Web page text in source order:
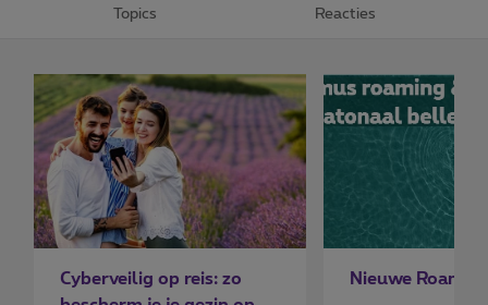
Topics
Reacties
Cyberveilig op reis: zo
Nieuwe